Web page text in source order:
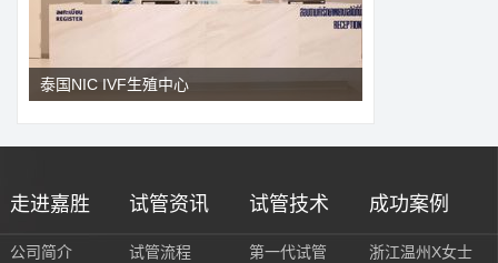
泰国NIC IVF生殖中心
走进嘉胜
公司简介
试管资讯
试管流程
试管技术
第一代试管
成功案例
浙江温州X女士